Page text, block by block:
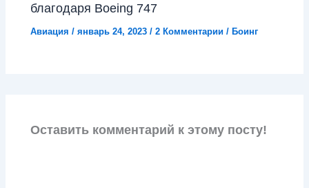
благодаря Boeing 747
Авиация /январь 24, 2023/2 Комментарии / Боинг
Оставить комментарий к этому посту!